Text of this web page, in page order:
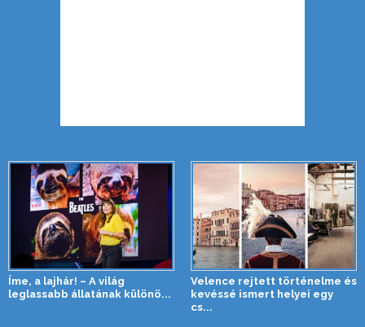
Íme, a lajhár! – A világ
leglassabb állatának különö...
Velence rejtett történelme és
kevéssé ismert helyei egy
cs...